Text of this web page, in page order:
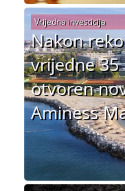
Nakon
vrijedne 35
otvoren
Aminess
Vrijedna investicija